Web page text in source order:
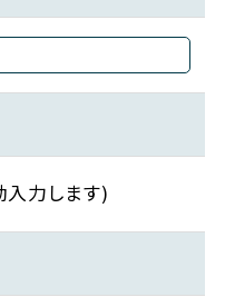
力します)